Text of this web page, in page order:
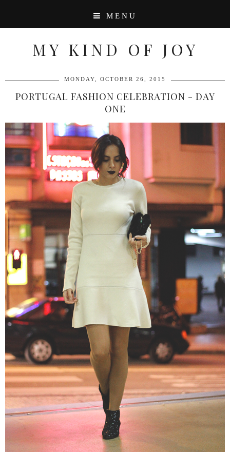
MENU
MY KIND OF JOY
MONDAY, OCTOBER 26, 2015
PORTUGAL FASHION CELEBRATION - DAY
ONE